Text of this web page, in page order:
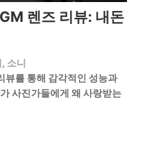
렌즈 리뷰: 내돈
, 소니
를 통해 감각적인 성능과
사진가들에게 왜 사랑받는